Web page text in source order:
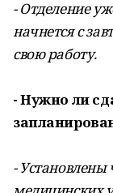
- Отделение
начнется с
свою работу.
- Нужно ли
- Установлены